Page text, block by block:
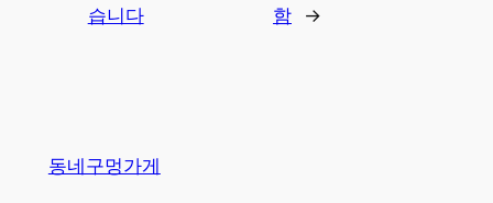
습니다
함
→
동네구멍가게